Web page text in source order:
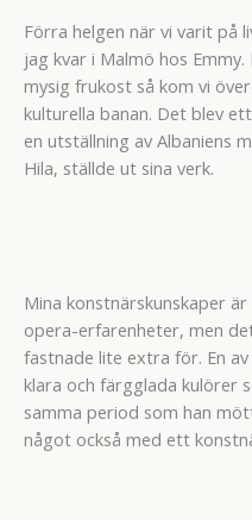
Förra helgen när vi varit på
jag kvar i Malmö hos
mysig frukost så kom vi
kulturella banan. Det blev
en utställning av Albaniens
Hila, ställde ut sina verk.
Mina konstnärskunskaper
opera-erfarenheter, men
fastnade lite extra för. En
klara och färgglada kulörer
samma period som han
något också med ett